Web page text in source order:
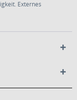
Externes